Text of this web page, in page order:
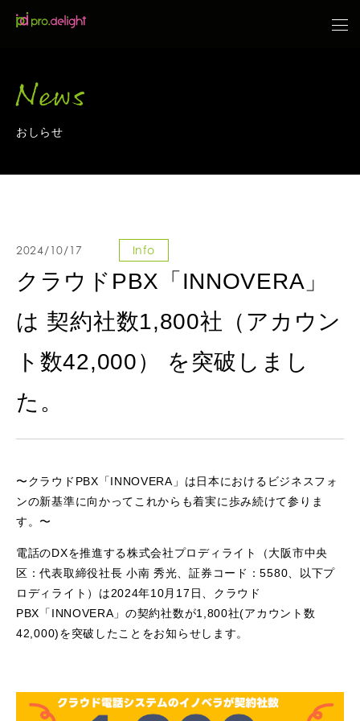
News
おしらせ
2024/10/17 Info
クラウドPBX「INNOVERA」
は 契約社数1,800社（アカウン
ト数42,000） を突破しまし
た。
〜クラウドPBX「INNOVERA」は日本におけるビジネスフォ
ンの新基準に向かってこれからも着実に歩み続けて参りま
す。〜
電話のDXを推進する株式会社プロディライト（大阪市中央
区：代表取締役社長 小南 秀光、証券コード：5580、以下プ
ロディライト）は2024年10月17日、クラウド
PBX「INNOVERA」の契約社数が1,800社(アカウント数
42,000)を突破したことをお知らせします。